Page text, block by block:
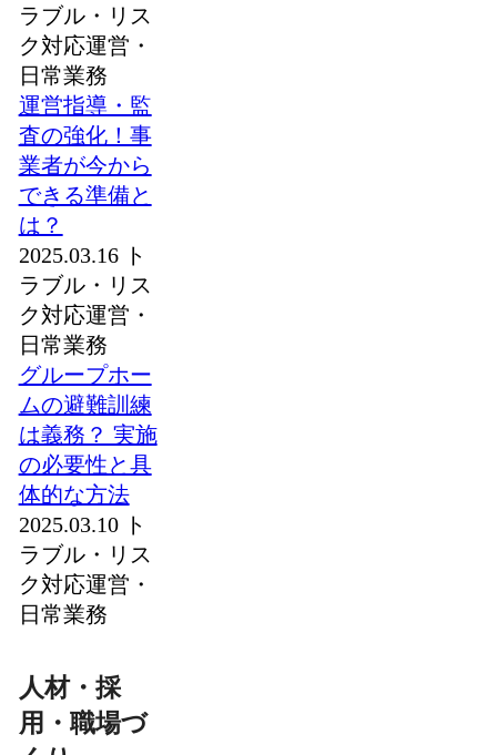
ラブル・リス
ク対応運営・
日常業務
運営指導・監
査の強化！事
業者が今から
できる準備と
は？
2025.03.16 ト
ラブル・リス
ク対応運営・
日常業務
グループホー
ムの避難訓練
は義務？ 実施
の必要性と具
体的な方法
2025.03.10 ト
ラブル・リス
ク対応運営・
日常業務
人材・採
用・職場づ